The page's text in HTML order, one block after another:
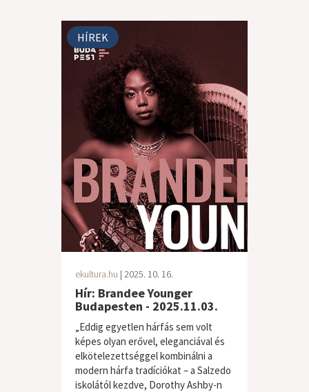
HÍREK
ekultura.hu | 2025. 10. 16.
Hír: Brandee Younger
Budapesten - 2025.11.03.
„Eddig egyetlen hárfás sem volt
képes olyan erővel, eleganciával és
elkötelezettséggel kombinálni a
modern hárfa tradíciókat – a Salzedo
iskolától kezdve, Dorothy Ashby-n